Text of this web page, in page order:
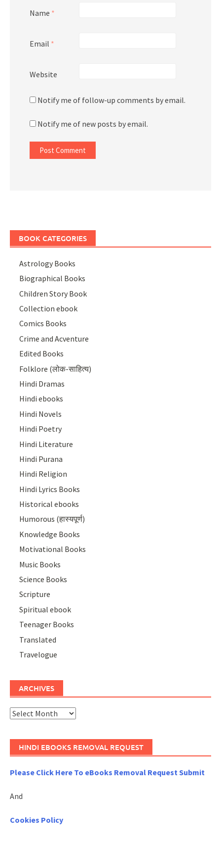
Name *
Email *
Website
Notify me of follow-up comments by email.
Notify me of new posts by email.
BOOK CATEGORIES
Astrology Books
Biographical Books
Children Story Book
Collection ebook
Comics Books
Crime and Acventure
Edited Books
Folklore (लोक-साहित्य)
Hindi Dramas
Hindi ebooks
Hindi Novels
Hindi Poetry
Hindi Literature
Hindi Purana
Hindi Religion
Hindi Lyrics Books
Historical ebooks
Humorous (हास्यपूर्ण)
Knowledge Books
Motivational Books
Music Books
Science Books
Scripture
Spiritual ebook
Teenager Books
Translated
Travelogue
ARCHIVES
Archives
HINDI EBOOKS REMOVAL REQUEST
Please Click Here To eBooks Removal Request Submit
And
Cookies Policy